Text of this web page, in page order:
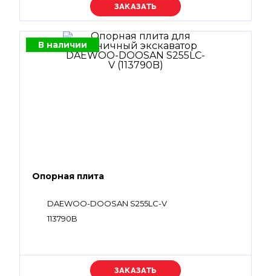
Уточняйте цену
В наличии
Опорная плита
DAEWOO-DOOSAN S255LC-V
113790B
Уточняйте цену